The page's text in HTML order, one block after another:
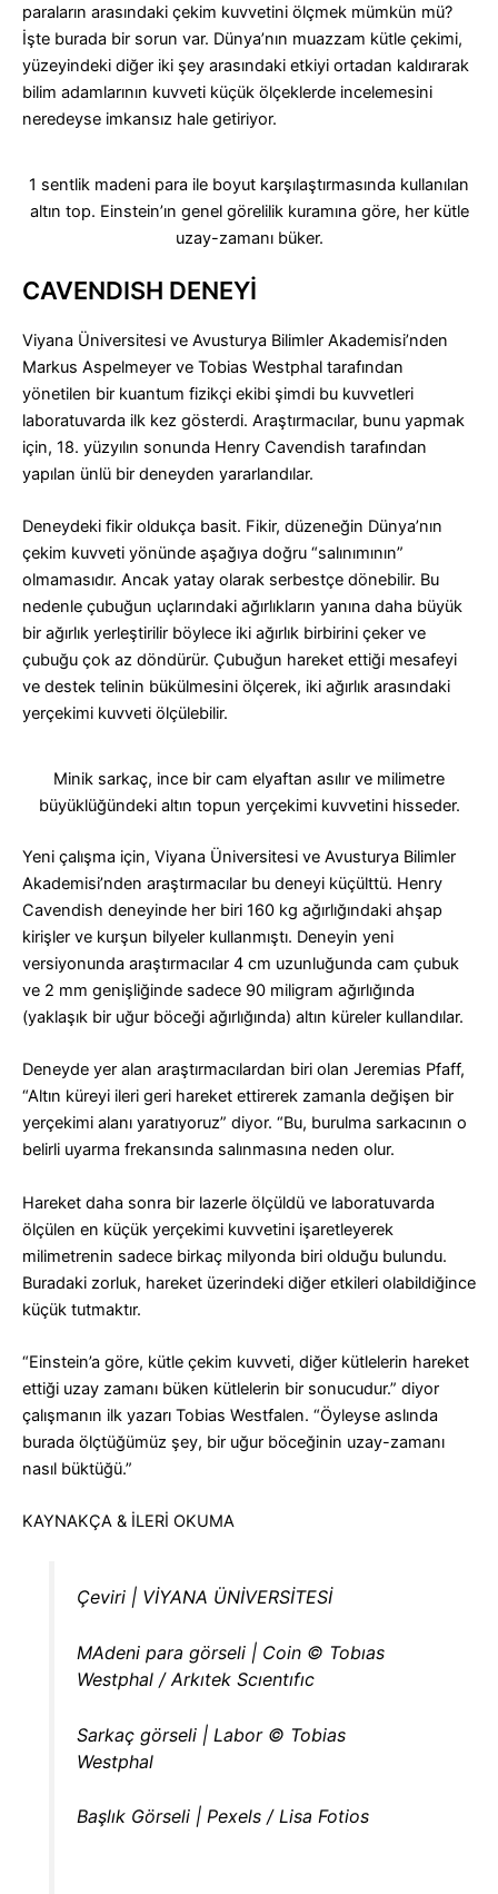
paraların arasındaki çekim kuvvetini ölçmek mümkün mü?
İşte burada bir sorun var. Dünya’nın muazzam kütle çekimi,
yüzeyindeki diğer iki şey arasındaki etkiyi ortadan kaldırarak
bilim adamlarının kuvveti küçük ölçeklerde incelemesini
neredeyse imkansız hale getiriyor.
1 sentlik madeni para ile boyut karşılaştırmasında kullanılan
altın top. Einstein’ın genel görelilik kuramına göre, her kütle
uzay-zamanı büker.
CAVENDISH DENEYİ
Viyana Üniversitesi ve Avusturya Bilimler Akademisi’nden
Markus Aspelmeyer ve Tobias Westphal tarafından
yönetilen bir kuantum fizikçi ekibi şimdi bu kuvvetleri
laboratuvarda ilk kez gösterdi. Araştırmacılar, bunu yapmak
için, 18. yüzyılın sonunda Henry Cavendish tarafından
yapılan ünlü bir deneyden yararlandılar.
Deneydeki fikir oldukça basit. Fikir, düzeneğin Dünya’nın
çekim kuvveti yönünde aşağıya doğru “salınımının”
olmamasıdır. Ancak yatay olarak serbestçe dönebilir. Bu
nedenle çubuğun uçlarındaki ağırlıkların yanına daha büyük
bir ağırlık yerleştirilir böylece iki ağırlık birbirini çeker ve
çubuğu çok az döndürür. Çubuğun hareket ettiği mesafeyi
ve destek telinin bükülmesini ölçerek, iki ağırlık arasındaki
yerçekimi kuvveti ölçülebilir.
Minik sarkaç, ince bir cam elyaftan asılır ve milimetre
büyüklüğündeki altın topun yerçekimi kuvvetini hisseder.
Yeni çalışma için, Viyana Üniversitesi ve Avusturya Bilimler
Akademisi’nden araştırmacılar bu deneyi küçülttü. Henry
Cavendish deneyinde her biri 160 kg ağırlığındaki ahşap
kirişler ve kurşun bilyeler kullanmıştı. Deneyin yeni
versiyonunda araştırmacılar 4 cm uzunluğunda cam çubuk
ve 2 mm genişliğinde sadece 90 miligram ağırlığında
(yaklaşık bir uğur böceği ağırlığında) altın küreler kullandılar.
Deneyde yer alan araştırmacılardan biri olan Jeremias Pfaff,
“Altın küreyi ileri geri hareket ettirerek zamanla değişen bir
yerçekimi alanı yaratıyoruz” diyor. “Bu, burulma sarkacının o
belirli uyarma frekansında salınmasına neden olur.
Hareket daha sonra bir lazerle ölçüldü ve laboratuvarda
ölçülen en küçük yerçekimi kuvvetini işaretleyerek
milimetrenin sadece birkaç milyonda biri olduğu bulundu.
Buradaki zorluk, hareket üzerindeki diğer etkileri olabildiğince
küçük tutmaktır.
“Einstein’a göre, kütle çekim kuvveti, diğer kütlelerin hareket
ettiği uzay zamanı büken kütlelerin bir sonucudur.” diyor
çalışmanın ilk yazarı Tobias Westfalen. “Öyleyse aslında
burada ölçtüğümüz şey, bir uğur böceğinin uzay-zamanı
nasıl büktüğü.”
KAYNAKÇA & İLERİ OKUMA
Çeviri | VİYANA ÜNİVERSİTESİ
MAdeni para görseli | Coin © Tobıas
Westphal / Arkıtek Scıentıfıc
Sarkaç görseli | Labor © Tobias
Westphal
Başlık Görseli | Pexels / Lisa Fotios